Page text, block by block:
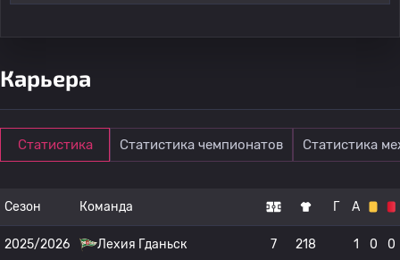
Карьера
Статистика Статистика чемпионатов Статистика
Сезон Команда Г А
2025/2026 Лехия Гданьск 7 218 1 0 0